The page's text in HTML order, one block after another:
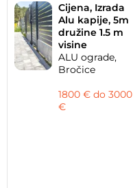
Cijena, Izrada
Alu kapije, 5m
družine 1.5 m
visine
ALU ograde,
Bročice
1800 € do 3000
€